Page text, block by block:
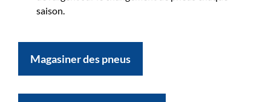
saison.
Magasiner des pneus